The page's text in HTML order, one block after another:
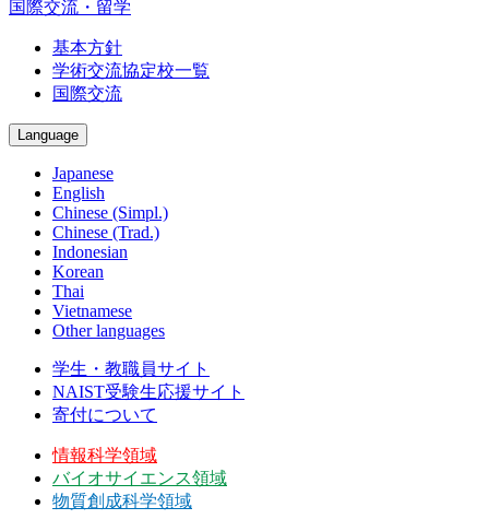
国際交流・留学
基本方針
学術交流協定校一覧
国際交流
Language
Japanese
English
Chinese (Simpl.)
Chinese (Trad.)
Indonesian
Korean
Thai
Vietnamese
Other languages
学生・教職員サイト
NAIST受験生応援サイト
寄付について
情報科学領域
バイオサイエンス領域
物質創成科学領域